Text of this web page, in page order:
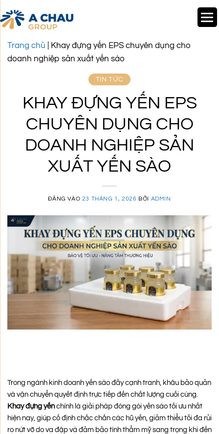
Bỏ
qua
Trang chủ
Khay đựng yến EPS chuyên dụng cho
doanh nghiệp sản xuất yến sào
TIN TỨC
KHAY ĐỰNG YẾN EPS
CHUYÊN DỤNG CHO
DOANH NGHIỆP SẢN
XUẤT YẾN SÀO
ĐĂNG VÀO 23 THÁNG 1, 2026 BỞI ADMIN
Trong ngành kinh doanh yến sào đầy cạnh tranh, khâu bảo quản
và vận chuyển quyết định trực tiếp đến chất lượng cuối cùng.
Khay đựng yếnchính là giải pháp đóng gói yến sào tối ưu nhất
hiện nay, giúp cố định chắc chắn các hũ yến, giảm thiểu tối đa rủi
ro nứt vỡ do va đập và đảm bảo tính thẩm mỹ sang trọng khi đến